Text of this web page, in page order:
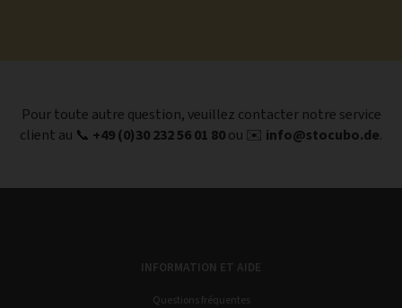
Pour toute autre question, veuillez contacter notre service
client au 📞 +49 (0)30 232 56 01 80ou ✉️ info@stocubo.de.
INFORMATION ET AIDE
Questions fréquentes